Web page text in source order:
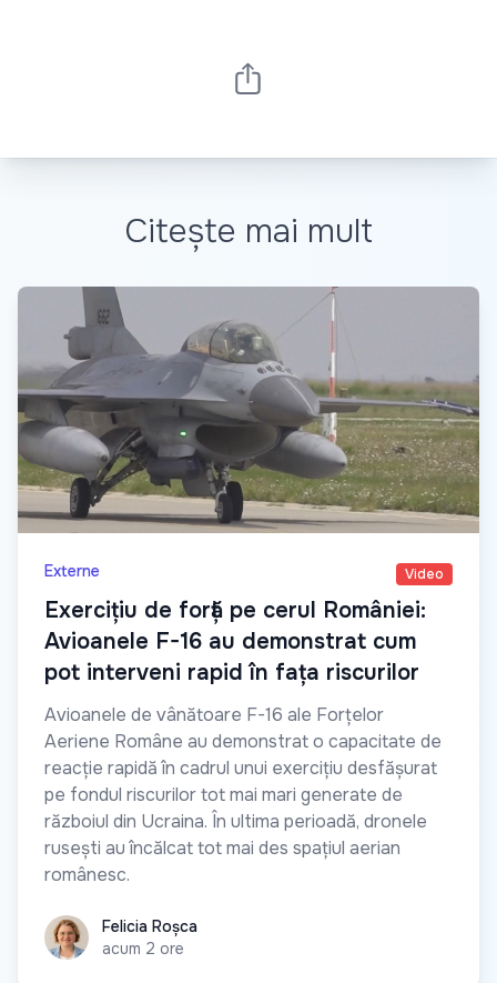
Citește mai mult
Externe Video
Exercițiu de forță pe cerul României:
Avioanele F-16 au demonstrat cum
pot interveni rapid în fața riscurilor
Avioanele de vânătoare F-16 ale Forțelor
Aeriene Române au demonstrat o capacitate de
reacție rapidă în cadrul unui exercițiu desfășurat
pe fondul riscurilor tot mai mari generate de
războiul din Ucraina. În ultima perioadă, dronele
rusești au încălcat tot mai des spațiul aerian
românesc.
Felicia RoșcaFelicia Roșca
acum 2 ore